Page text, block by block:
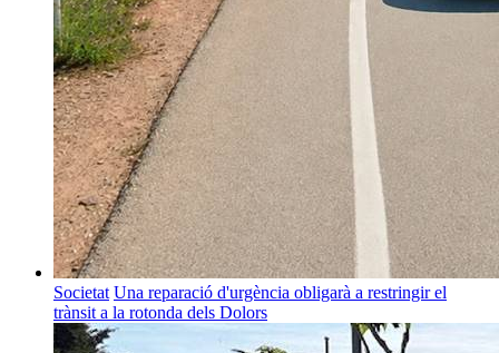
Societat Una reparació d'urgència obligarà a restringir el
trànsit a la rotonda dels Dolors